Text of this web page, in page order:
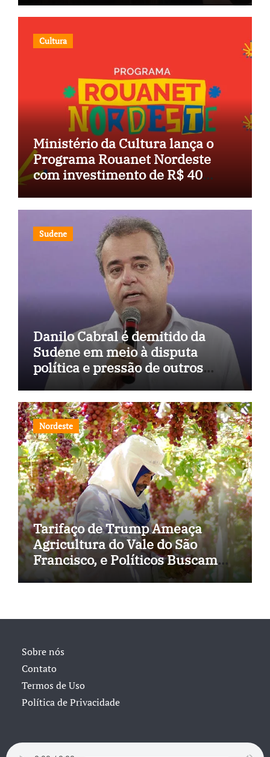
Cultura
Ministério da Cultura lança o
Programa Rouanet Nordeste
com investimento de R$ 40
Sudene
Danilo Cabral é demitido da
Sudene em meio à disputa
política e pressão de outros
estados
Nordeste
Tarifaço de Trump Ameaça
Agricultura do Vale do São
Francisco, e Políticos Buscam
Soluções
Sobre nós
Contato
Termos de Uso
Política de Privacidade